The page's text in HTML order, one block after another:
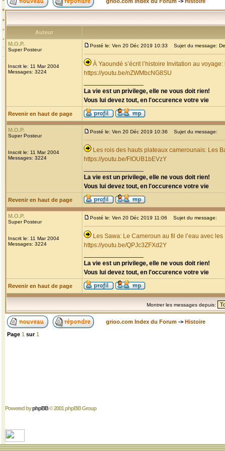
Auteur
M.O.P.
Super Posteur
Inscrit le: 11 Mar 2004
Messages: 3224
Posté le: Ven 20 Déc 2019 10:33 Sujet du message:
À Yaoundé s’écrit l’histoire Invitation au
https://youtu.be/nZWMbcNG8SU
La vie est un privilege, elle ne vous doit rien!
Vous lui devez tout, en l'occurence votre vie
Revenir en haut de page
M.O.P.
Super Posteur
Inscrit le: 11 Mar 2004
Messages: 3224
Posté le: Ven 20 Déc 2019 10:36 Sujet du message:
Les rois des hauts plateaux camerounais: Les
https://youtu.be/FIOUB1bEVzY
La vie est un privilege, elle ne vous doit rien!
Vous lui devez tout, en l'occurence votre vie
Revenir en haut de page
M.O.P.
Super Posteur
Inscrit le: 11 Mar 2004
Messages: 3224
Posté le: Ven 20 Déc 2019 11:06 Sujet du message:
Les Sawa: Le Cameroun au fil de l’eau avec
https://youtu.be/QPJc3ZFXd2Y
La vie est un privilege, elle ne vous doit rien!
Vous lui devez tout, en l'occurence votre vie
Revenir en haut de page
Montrer les messages depuis:
grioo.com Index du Forum -> Histoire
Page 1 sur1
Powered byphpBB© 2001 phpBB Group